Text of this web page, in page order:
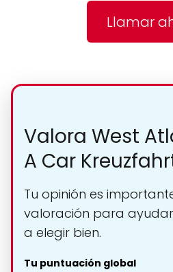
Llamar
Valora West
A Car
Tu opinión es
valoración para
a elegir bien.
Tu puntuación global